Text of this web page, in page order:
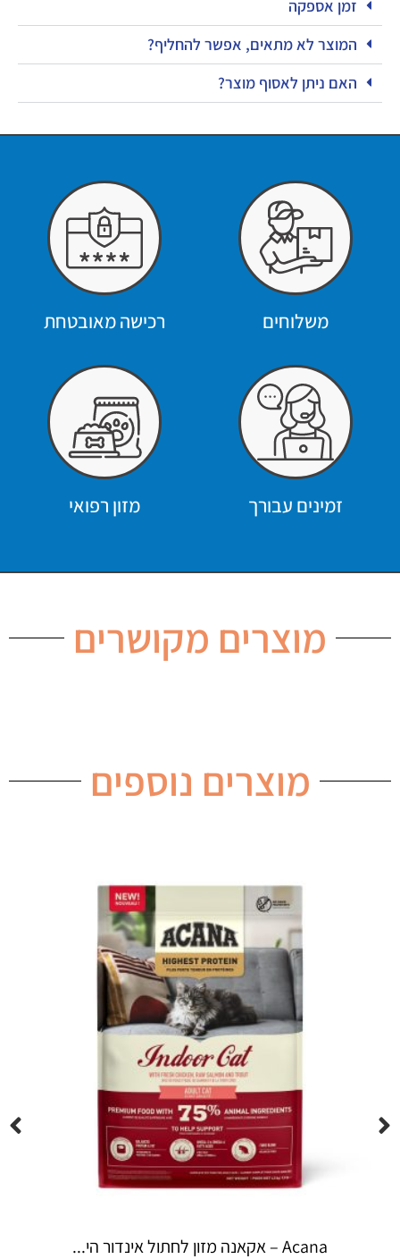
זמן אספקה
המוצר לא מתאים, אפשר להחליף?
האם ניתן לאסוף מוצר?
משלוחים רכישה מאובטחת
זמינים עבורך מזון רפואי
מוצרים מקושרים
מוצרים נוספים
Espree – שמפו 355 מ"ל יערות ה...